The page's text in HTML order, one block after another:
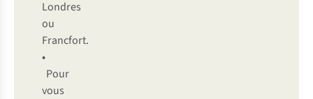
Londres
ou
Francfort.
•
Pour
vous